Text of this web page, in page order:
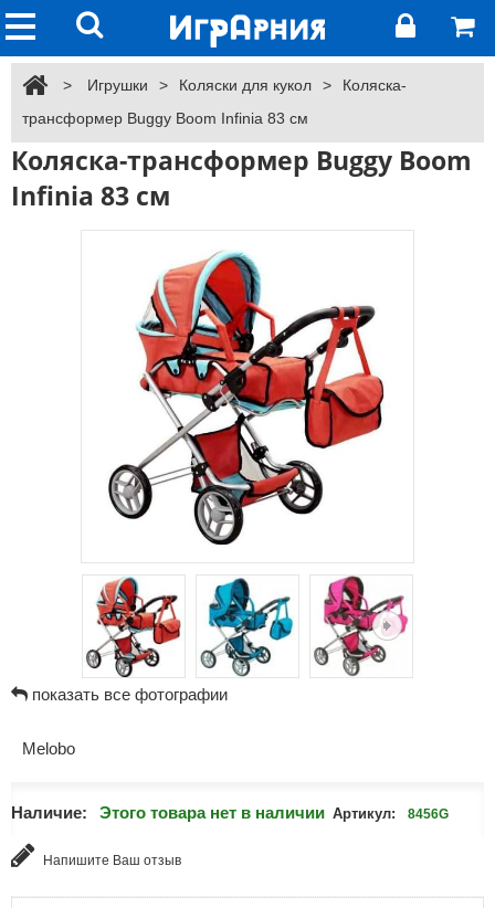
> Игрушки > Коляски для кукол >
Коляска-
трансформер Buggy Boom Infinia 83 см
Коляска-трансформер Buggy Boom
Infinia 83 см
показать все фотографии
Melobo
Наличие: Этого товара нет в наличии Артикул: 8456G
Напишите Ваш отзыв